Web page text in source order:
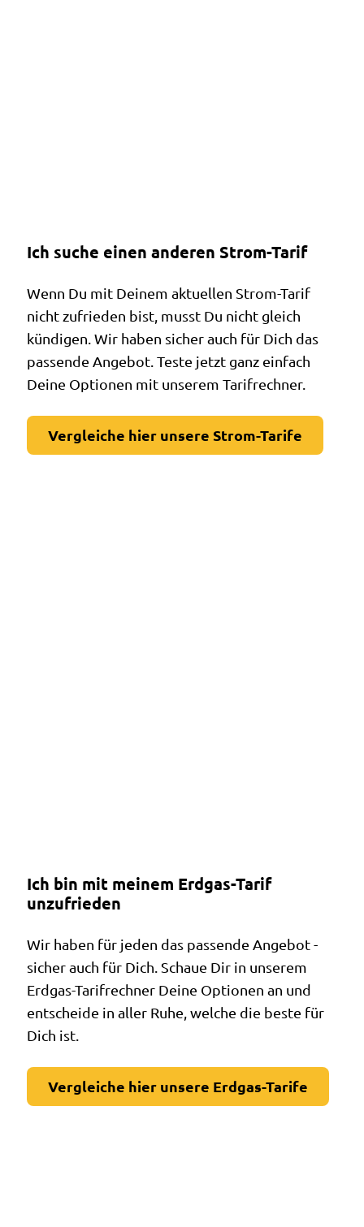
Ich suche einen anderen Strom-Tarif
Wenn Du mit Deinem aktuellen Strom-Tarif
nicht zufrieden bist, musst Du nicht gleich
kündigen. Wir haben sicher auch für Dich das
passende Angebot. Teste jetzt ganz einfach
Deine Optionen mit unserem Tarifrechner.
Vergleiche hier unsere Strom-Tarife
Ich bin mit meinem Erdgas-Tarif
unzufrieden
Wir haben für jeden das passende Angebot -
sicher auch für Dich. Schaue Dir in unserem
Erdgas-Tarifrechner Deine Optionen an und
entscheide in aller Ruhe, welche die beste für
Dich ist.
Vergleiche hier unsere Erdgas-Tarife